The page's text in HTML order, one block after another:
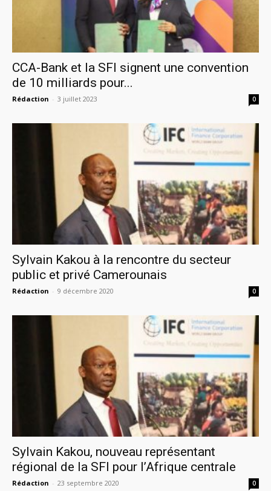
CCA-Bank et la SFI signent une convention
de 10 milliards pour...
Rédaction - 3 juillet 2023 0
Sylvain Kakou à la rencontre du secteur
public et privé Camerounais
Rédaction - 9 décembre 2020 0
Sylvain Kakou, nouveau représentant
régional de la SFI pour l’Afrique centrale
Rédaction - 23 septembre 2020 0